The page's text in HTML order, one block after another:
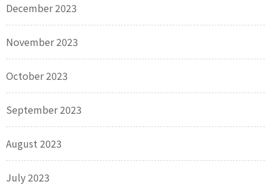
December 2023
November 2023
October 2023
September 2023
August 2023
July 2023